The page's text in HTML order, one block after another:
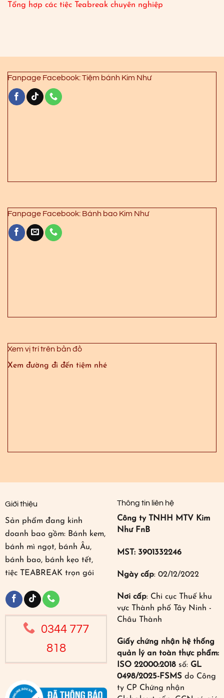
Tổng hợp các tiệc Teabreak chuyên nghiệp
Fanpage Facebook: Tiệm bánh Kim Như
Fanpage Facebook: Bánh bao Kim Như
Xem vị trí trên bản đồ
Xem đường đi đến tiệm nhé
Giới thiệu
Sản phẩm đang kinh
doanh bao gồm: Bánh kem,
bánh mì ngọt, bánh Âu,
bánh bao, bánh kẹo tết,
tiệc TEABREAK trọn gói
0344 777
818
Thông tin liên hệ
Công ty TNHH MTV Kim
Như FnB
MST: 3901332246
Ngày cấp: 02/12/2022
Nơi cấp: Chi cục Thuế khu
vực Thành phố Tây Ninh -
Châu Thành
Giấy chứng nhận hệ thống
quản lý an toàn thực phẩm:
ISO 22000:2018 số: GL
0498/2025-FSMS do Công
ty CP Chứng nhận